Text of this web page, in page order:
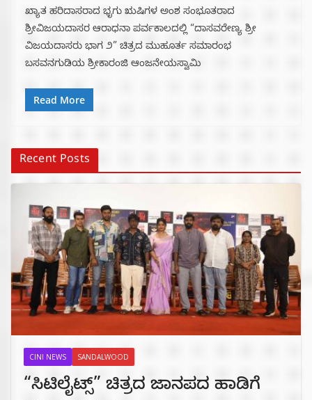
ಖ್ಯಾತ ಹರಿದಾಸರಾದ ಭೃಗು ಋಷಿಗಳ ಅಂಶ ಸಂಭೂತರಾದ
ಶ್ರೀವಿಜಯದಾಸರ ಆರಾಧನಾ ಪರ್ವಕಾಲದಲ್ಲಿ “ದಾಸವರೇಣ್ಯ ಶ್ರೀ
ವಿಜಯದಾಸರು ಭಾಗ ೨” ಚಿತ್ರದ ಮುಹೂರ್ತ ಸಮಾರಂಭ
ಬಸವನಗುಡಿಯ ಶ್ರೀಕಾರಂಜಿ ಆಂಜನೇಯಸ್ವಾಮಿ
Read More
Recent Posts
CINI NEWS SANDALWOOD
“ಸಿಟಿಲೈಟ್ಸ್‌” ಚಿತ್ರದ ಜಾನಪದ ಹಾಡಿಗೆ